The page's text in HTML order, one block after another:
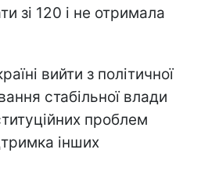
зі 120 і не отримала
вийти з політичної
стабільної влади
проблем
інших